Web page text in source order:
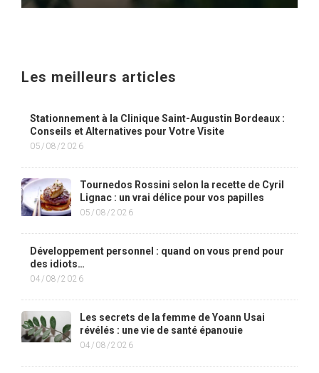
Les meilleurs articles
Stationnement à la Clinique Saint-Augustin Bordeaux :
Conseils et Alternatives pour Votre Visite
05/08/2026
Tournedos Rossini selon la recette de Cyril
Lignac : un vrai délice pour vos papilles
05/08/2026
Développement personnel : quand on vous prend pour
des idiots…
04/08/2026
Les secrets de la femme de Yoann Usai
révélés : une vie de santé épanouie
04/08/2026